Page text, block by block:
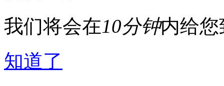
我们将会在10分钟内给
知道了